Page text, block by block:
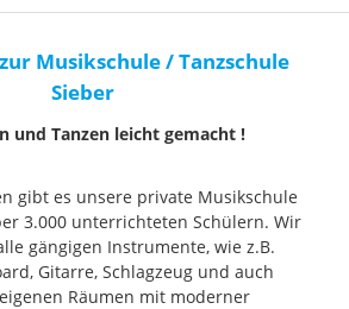
Musikschule / Tanzschule
Sieber
und Tanzen leicht gemacht !
gibt es unsere private Musikschule
3.000 unterrichteten Schülern. Wir
gängigen Instrumente, wie z.B.
Gitarre, Schlagzeug und auch
Räumen mit moderner